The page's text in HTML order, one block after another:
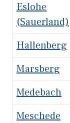
Eslohe
(Sauerland)
Hallenberg
Marsberg
Medebach
Meschede